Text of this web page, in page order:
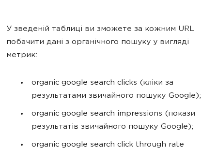
У зведеній таблиці ви зможете за кожним URL
побачити дані з органічного пошуку у вигляді
метрик:
organic google search clicks (кліки за
результатами звичайного пошуку Google);
organic google search impressions (покази
результатів звичайного пошуку Google);
organic google search click through rate